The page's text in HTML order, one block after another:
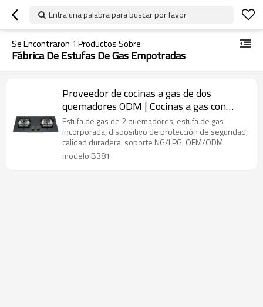
Entra una palabra para buscar por favor
Se Encontraron 1 Productos Sobre
Fábrica De Estufas De Gas Empotradas
Proveedor de cocinas a gas de dos
quemadores ODM | Cocinas a gas con
tapa de vidrio | Fábrica de cocinas a gas
empotradas | B381
Estufa de gas de 2 quemadores, estufa de gas
incorporada, dispositivo de protección de seguridad,
calidad duradera, soporte NG/LPG, OEM/ODM.
modelo:B381